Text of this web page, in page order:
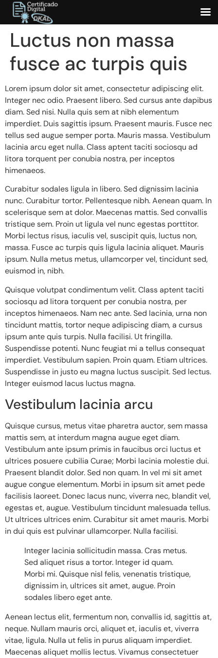
Luctus non massa
fusce ac turpis quis
Lorem ipsum dolor sit amet, consectetur adipiscing elit.
Integer nec odio. Praesent libero. Sed cursus ante dapibus
diam. Sed nisi. Nulla quis sem at nibh elementum
imperdiet. Duis sagittis ipsum. Praesent mauris. Fusce nec
tellus sed augue semper porta. Mauris massa. Vestibulum
lacinia arcu eget nulla. Class aptent taciti sociosqu ad
litora torquent per conubia nostra, per inceptos
himenaeos.
Curabitur sodales ligula in libero. Sed dignissim lacinia
nunc. Curabitur tortor. Pellentesque nibh. Aenean quam. In
scelerisque sem at dolor. Maecenas mattis. Sed convallis
tristique sem. Proin ut ligula vel nunc egestas porttitor.
Morbi lectus risus, iaculis vel, suscipit quis, luctus non,
massa. Fusce ac turpis quis ligula lacinia aliquet. Mauris
ipsum. Nulla metus metus, ullamcorper vel, tincidunt sed,
euismod in, nibh.
Quisque volutpat condimentum velit. Class aptent taciti
sociosqu ad litora torquent per conubia nostra, per
inceptos himenaeos. Nam nec ante. Sed lacinia, urna non
tincidunt mattis, tortor neque adipiscing diam, a cursus
ipsum ante quis turpis. Nulla facilisi. Ut fringilla.
Suspendisse potenti. Nunc feugiat mi a tellus consequat
imperdiet. Vestibulum sapien. Proin quam. Etiam ultrices.
Suspendisse in justo eu magna luctus suscipit. Sed lectus.
Integer euismod lacus luctus magna.
Vestibulum lacinia arcu
Quisque cursus, metus vitae pharetra auctor, sem massa
mattis sem, at interdum magna augue eget diam.
Vestibulum ante ipsum primis in faucibus orci luctus et
ultrices posuere cubilia Curae; Morbi lacinia molestie dui.
Praesent blandit dolor. Sed non quam. In vel mi sit amet
augue congue elementum. Morbi in ipsum sit amet pede
facilisis laoreet. Donec lacus nunc, viverra nec, blandit vel,
egestas et, augue. Vestibulum tincidunt malesuada tellus.
Ut ultrices ultrices enim. Curabitur sit amet mauris. Morbi
in dui quis est pulvinar ullamcorper. Nulla facilisi.
Integer lacinia sollicitudin massa. Cras metus.
Sed aliquet risus a tortor. Integer id quam.
Morbi mi. Quisque nisl felis, venenatis tristique,
dignissim in, ultrices sit amet, augue. Proin
sodales libero eget ante.
Aenean lectus elit, fermentum non, convallis id, sagittis at,
neque. Nullam mauris orci, aliquet et, iaculis et, viverra
vitae, ligula. Nulla ut felis in purus aliquam imperdiet.
Maecenas aliquet mollis lectus. Vivamus consectetuer